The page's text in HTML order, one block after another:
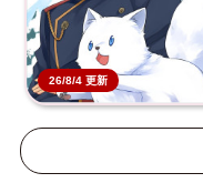
26/8/4 更新